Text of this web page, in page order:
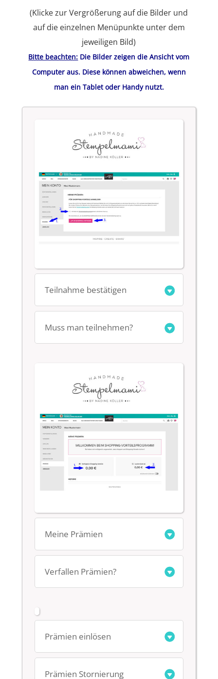
(Klicke zur Vergrößerung auf die Bilder und
auf die einzelnen Menüpunkte unter dem
jeweiligen Bild)
Bitte beachten: Die Bilder zeigen die Ansicht vom
Computer aus. Diese können abweichen, wenn
man ein Tablet oder Handy nutzt.
Teilnahme bestätigen
Muss man teilnehmen?
Meine Prämien
Verfallen Prämien?
Prämien einlösen
Prämien Stornierung